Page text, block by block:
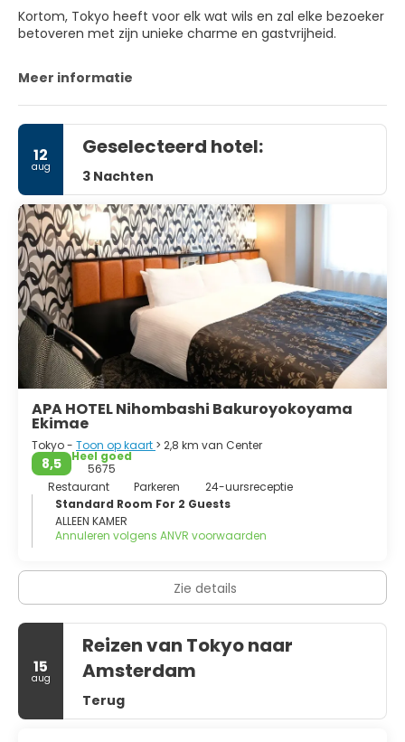
Kortom, Tokyo heeft voor elk wat wils en zal elke bezoeker
betoveren met zijn unieke charme en gastvrijheid.
Meer informatie
12
aug
Geselecteerd hotel:
3 Nachten
APA HOTEL Nihombashi Bakuroyokoyama
Ekimae
Tokyo - Toon op kaart > 2,8 km van Center
8,5
Heel goed
5675
Restaurant
Parkeren
24-uursreceptie
Standard Room For 2 Guests
ALLEEN KAMER
Annuleren volgens ANVR voorwaarden
Zie details
15
aug
Reizen van Tokyo naar
Amsterdam
Terug